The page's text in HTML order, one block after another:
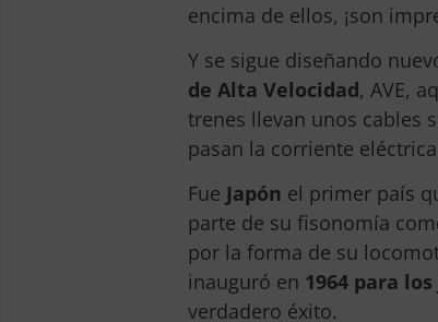
encima de ellos, ¡son
Y se sigue diseñando
de Alta Velocidad, AVE,
trenes llevan unos cables
pasan la corriente
Fue Japón el primer país
parte de su fisonomía
por la forma de su
inauguró en 1964 para
verdadero éxito.